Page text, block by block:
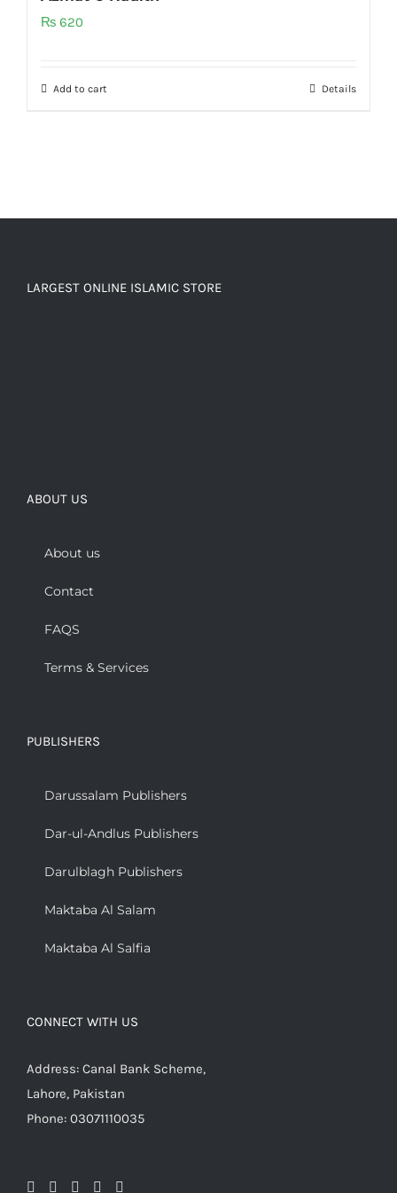
₨ 620
Add to cart Details
LARGEST ONLINE ISLAMIC STORE
ABOUT US
About us
Contact
FAQS
Terms & Services
PUBLISHERS
Darussalam Publishers
Dar-ul-Andlus Publishers
Darulblagh Publishers
Maktaba Al Salam
Maktaba Al Salfia
CONNECT WITH US
Address: Canal Bank Scheme,
Lahore, Pakistan
Phone: 03071110035